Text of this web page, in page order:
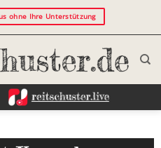
ohne Ihre Unterstützung